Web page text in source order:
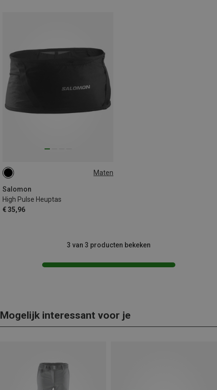
Maten
Salomon
High Pulse Heuptas
€ 35,96
XL
3 van 3 producten bekeken
Mogelijk interessant voor je